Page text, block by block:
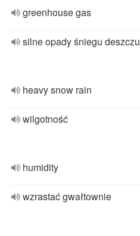
greenhouse gas
silne opady śniegu deszczu
heavy snow rain
wilgotność
humidity
wzrastać gwałtownie